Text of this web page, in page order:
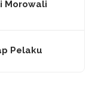
Morowali
Pelaku